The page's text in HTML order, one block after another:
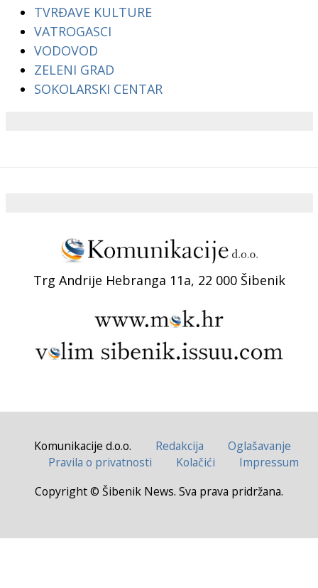
TVRĐAVE KULTURE
VATROGASCI
VODOVOD
ZELENI GRAD
SOKOLARSKI CENTAR
Trg Andrije Hebranga 11a, 22 000 Šibenik
Komunikacije d.o.o. Redakcija
Oglašavanje
Pravila o privatnosti
Kolačići
Impressum
Copyright © Šibenik News. Sva prava pridržana.